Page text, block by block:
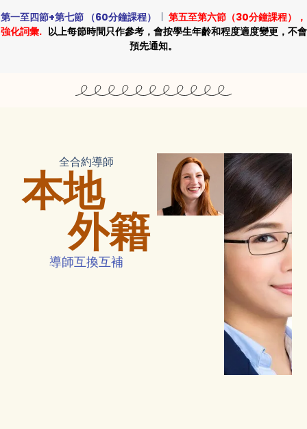
第一至四節+第七節 （60分鐘課程） | 第五至第六節（30分鐘課程），
強化詞彙. 以上每節時間只作參考，會按學生年齡和程度適度變更，不會
預先通知。
全合約導師
本地
外籍
導師互換互補